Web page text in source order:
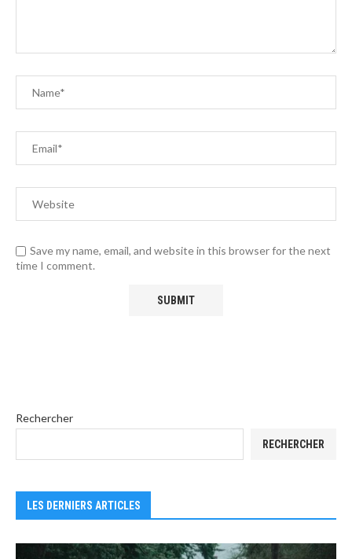
Save my name, email, and website in this browser for the next
time I comment.
Rechercher
RECHERCHER
LES DERNIERS ARTICLES